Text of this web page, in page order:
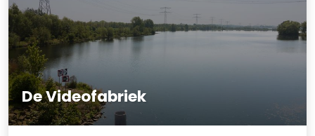
De Videofabriek